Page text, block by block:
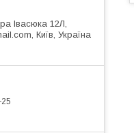
Івасюка 12Л,
Київ, Україна